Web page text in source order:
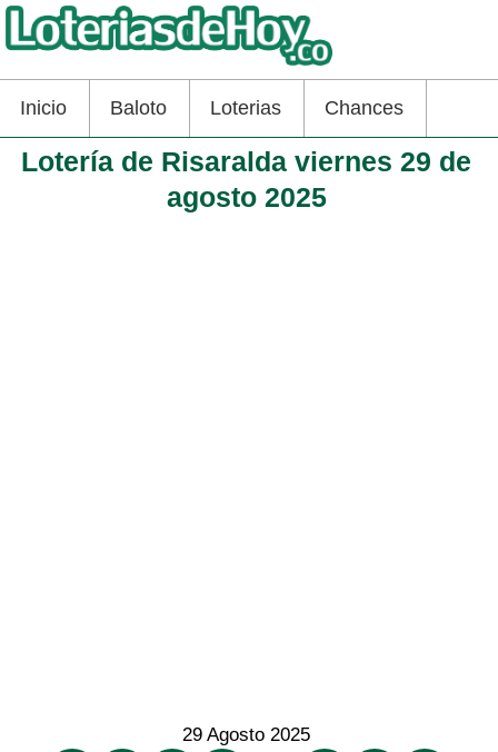
Inicio Baloto Loterias Chances
Lotería de Risaralda viernes 29 de
agosto 2025
29 Agosto 2025